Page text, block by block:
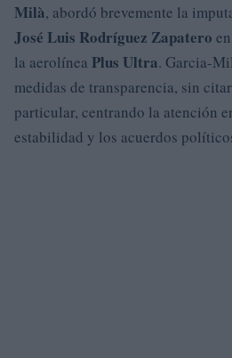
Milà, abordó brevemente la
José Luis Rodríguez Zapatero
la aerolínea Plus Ultra. Garcia-
medidas de transparencia, sin
particular, centrando la atención
estabilidad y los acuerdos